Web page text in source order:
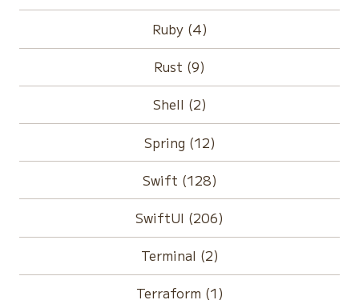
Ruby (4)
Rust (9)
Shell (2)
Spring (12)
Swift (128)
SwiftUI (206)
Terminal (2)
Terraform (1)